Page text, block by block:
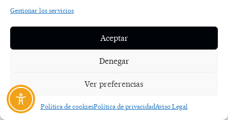
Gestionar los servicios
Aceptar
Denegar
Ver preferencias
Política de cookiesPolítica de privacidadAviso Legal
este
sábado,
de
en
Higueruela,